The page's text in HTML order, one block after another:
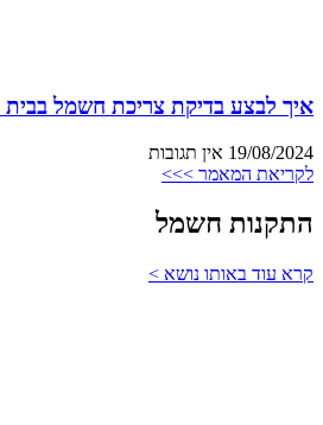
איך לבצע בדיקת צריכת חשמל בבית
19/08/2024 אין תגובות
לקריאת המאמר >>>
התקנות חשמל
קרא עוד באותו נושא >